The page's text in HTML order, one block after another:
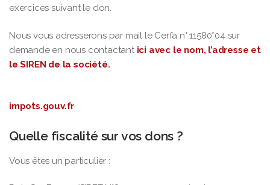
exercices suivant le don.
Nous vous adresserons par mail le Cerfa n° 11580*04 sur
demande en nous contactant ici avec le nom, l’adresse et
le SIREN de la société.
impots.gouv.fr
Quelle fiscalité sur vos dons ?
Vous êtes un particulier :